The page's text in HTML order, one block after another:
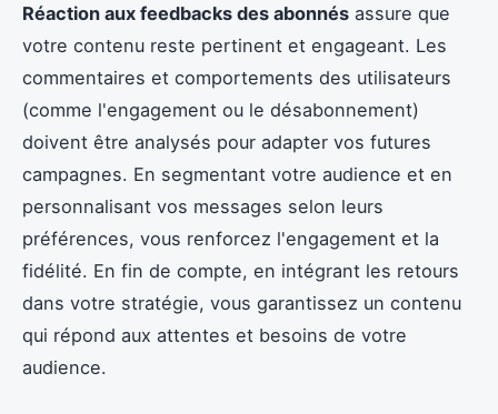
Réaction aux feedbacks des abonnés assure que
votre contenu reste pertinent et engageant. Les
commentaires et comportements des utilisateurs
(comme l'engagement ou le désabonnement)
doivent être analysés pour adapter vos futures
campagnes. En segmentant votre audience et en
personnalisant vos messages selon leurs
préférences, vous renforcez l'engagement et la
fidélité. En fin de compte, en intégrant les retours
dans votre stratégie, vous garantissez un contenu
qui répond aux attentes et besoins de votre
audience.